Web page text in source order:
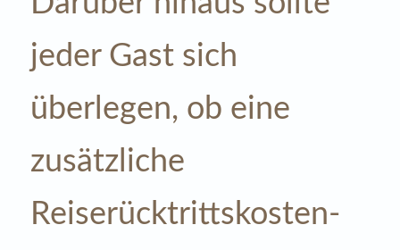
jeder Gast sich
überlegen, ob eine
zusätzliche
Reiserücktrittskosten-